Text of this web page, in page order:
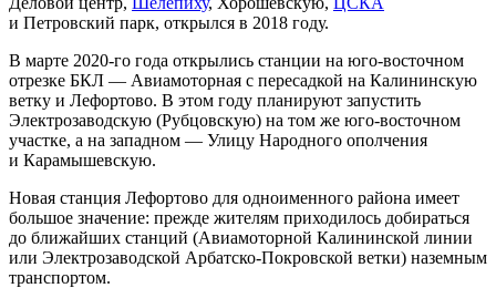
и Петровский парк, открылся в 2018 году.
В марте 2020-го года открылись станции на юго-восточном
отрезке БКЛ — Авиамоторная с пересадкой на Калининскую
ветку и Лефортово. В этом году планируют запустить
Электрозаводскую (Рубцовскую) на том же юго-восточном
участке, а на западном — Улицу Народного ополчения
и Карамышевскую.
Новая станция Лефортово для одноименного района имеет
большое значение: прежде жителям приходилось добираться
до ближайших станций (Авиамоторной Калининской линии
или Электрозаводской Арбатско-Покровской ветки) наземным
транспортом.